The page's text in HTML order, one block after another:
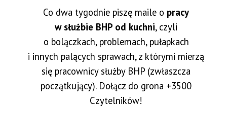
Co dwa tygodnie piszę maile o pracy
w służbie BHP od kuchni, czyli
o bolączkach, problemach, pułapkach
i innych palących sprawach, z którymi mierzą
się pracownicy służby BHP (zwłaszcza
początkujący). Dołącz do grona +3500
Czytelników!